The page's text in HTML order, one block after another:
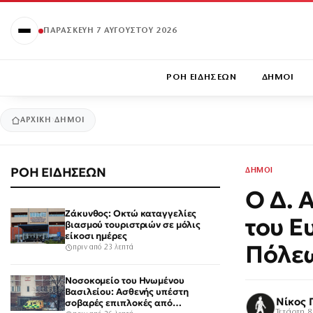
ΠΑΡΑΣΚΕΥΉ 7 ΑΥΓΟΎΣΤΟΥ 2026
ΡΟΗ ΕΙΔΗΣΕΩΝ ΔΗΜΟΙ
ΑΡΧΙΚΉ ΔΗΜΟΙ
ΡΟΗ ΕΙΔΗΣΕΩΝ
Ζάκυνθος: Οκτώ καταγγελίες
βιασμού τουριστριών σε μόλις
είκοσι ημέρες
πριν από 23 λεπτά
Νοσοκομείο του Ηνωμένου
Βασιλείου: Ασθενής υπέστη
σοβαρές επιπλοκές από
ΔΗΜΟΙ
Ο Δ.
του
Νίκος